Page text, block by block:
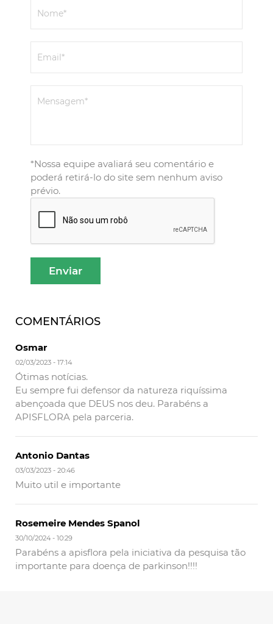
Nome*
Email*
Mensagem*
*Nossa equipe avaliará seu comentário e
poderá retirá-lo do site sem nenhum aviso
prévio.
COMENTÁRIOS
Osmar
02/03/2023 - 17:14
Ótimas notícias.
Eu sempre fui defensor da natureza riquíssima
abençoada que DEUS nos deu. Parabéns a
APISFLORA pela parceria.
Antonio Dantas
03/03/2023 - 20:46
Muito util e importante
Rosemeire Mendes Spanol
30/10/2024 - 10:29
Parabéns a apisflora pela iniciativa da pesquisa tão
importante para doença de parkinson!!!!